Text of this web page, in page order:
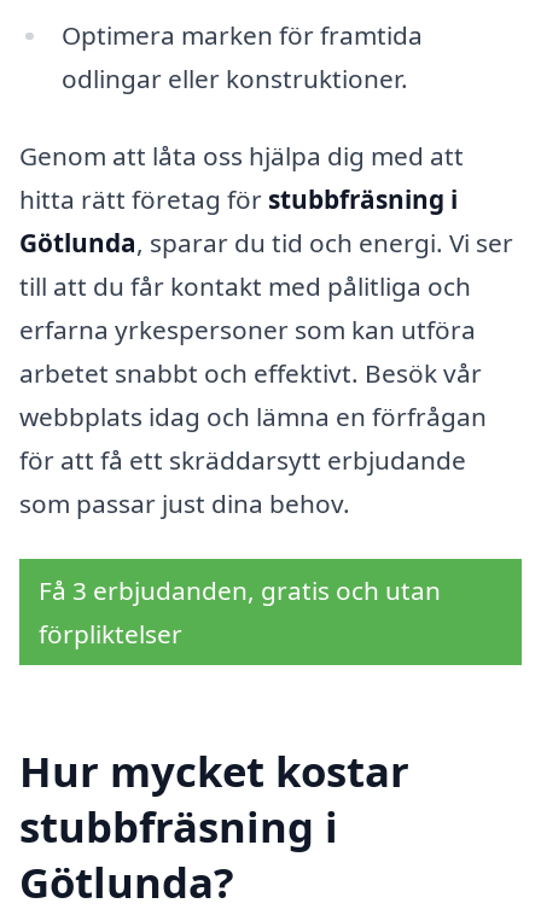
Optimera marken för framtida
odlingar eller konstruktioner.
Genom att låta oss hjälpa dig med att
hitta rätt företag för stubbfräsning i
Götlunda, sparar du tid och energi. Vi ser
till att du får kontakt med pålitliga och
erfarna yrkespersoner som kan utföra
arbetet snabbt och effektivt. Besök vår
webbplats idag och lämna en förfrågan
för att få ett skräddarsytt erbjudande
som passar just dina behov.
Få 3 erbjudanden, gratis och utan
förpliktelser
Hur mycket kostar
stubbfräsning i
Götlunda?